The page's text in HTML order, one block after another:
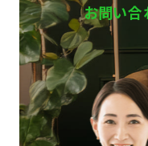
お問い合